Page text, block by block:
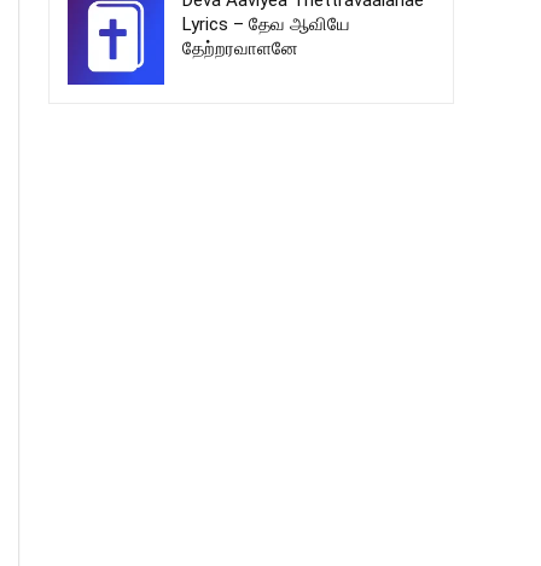
Lyrics – தேவ ஆவியே
தேற்றரவாளனே